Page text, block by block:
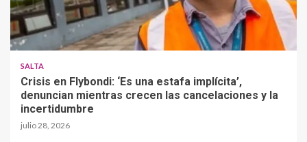
SALTA
Crisis en Flybondi: ‘Es una estafa implícita’,
denuncian mientras crecen las cancelaciones y la
incertidumbre
julio 28, 2026